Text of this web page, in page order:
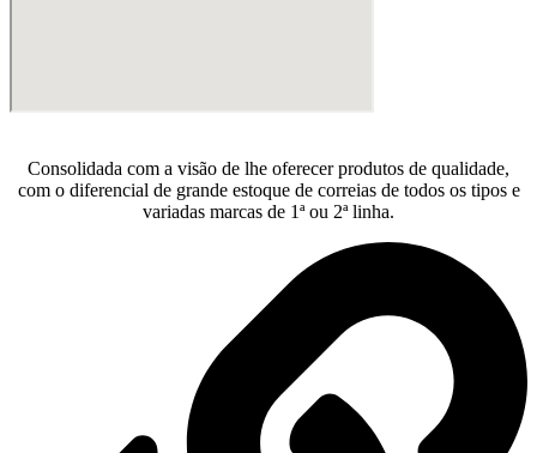
Consolidada com a visão de lhe oferecer produtos de qualidade,
com o diferencial de grande estoque de correias de todos os tipos e
variadas marcas de 1ª ou 2ª linha.